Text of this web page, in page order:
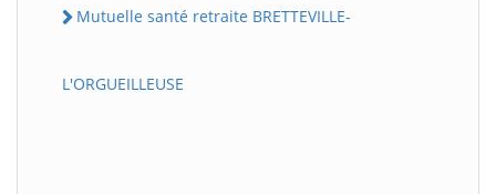
Mutuelle santé retraite BRETTEVILLE-
L'ORGUEILLEUSE